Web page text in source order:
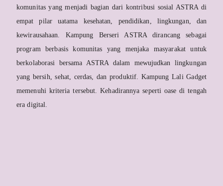
komunitas yang menjadi bagian dari kontribusi sosial ASTRA di
empat pilar uatama kesehatan, pendidikan, lingkungan, dan
kewirausahaan. Kampung Berseri ASTRA dirancang sebagai
program berbasis komunitas yang menjaka masyarakat untuk
berkolaborasi bersama ASTRA dalam mewujudkan lingkungan
yang bersih, sehat, cerdas, dan produktif. Kampung Lali Gadget
memenuhi kriteria tersebut. Kehadirannya seperti oase di tengah
era digital.